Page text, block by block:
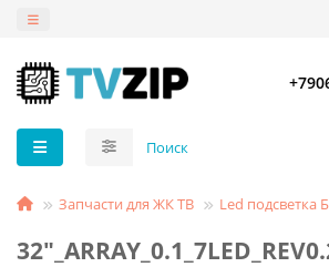
Запчасти для ЖК ТВ Led подсветка